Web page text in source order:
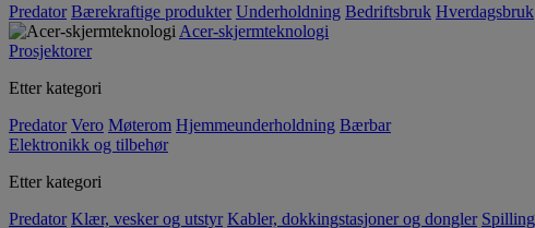
Predator Bærekraftige produkter Underholdning Bedriftsbruk Hverdagsbruk
Acer-skjermteknologi
Prosjektorer
Etter kategori
Predator Vero Møterom Hjemmeunderholdning Bærbar
Elektronikk og tilbehør
Etter kategori
Predator Klær, vesker og utstyr Kabler, dokkingstasjoner og dongler Spilling